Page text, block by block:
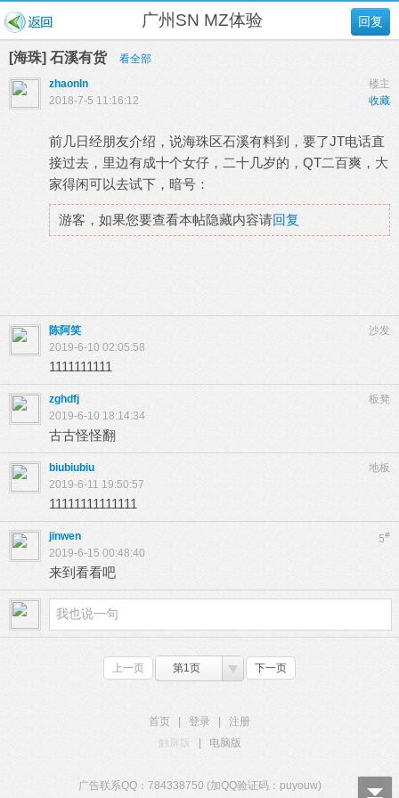
回复
广州SN MZ体验
[海珠] 石溪有货
看全部
楼主
zhaonln
收藏
2018-7-5 11:16:12
前几日经朋友介绍，说海珠区石溪有料到，要了JT电话直
接过去，里边有成十个女仔，二十几岁的，QT二百爽，大
家得闲可以去试下，暗号：
游客，如果您要查看本帖隐藏内容请回复
沙发
陈阿笑
2019-6-10 02:05:58
1111111111
板凳
zghdfj
2019-6-10 18:14:34
古古怪怪翻
地板
biubiubiu
2019-6-11 19:50:57
11111111111111
5#
jinwen
2019-6-15 00:48:40
来到看看吧
上一页 第1页 下一页
首页 登录
注册
触屏版
电脑版
广告联系QQ：784338750 (加QQ验证码：puyouw)